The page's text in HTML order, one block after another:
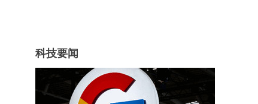
科技要闻